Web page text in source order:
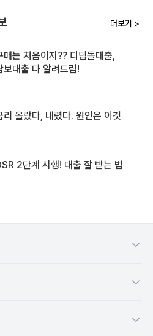
더보기 >
는 처음이지?? 디딤돌대출,
보대출 다 알려드림!
리 올랐다, 내렸다. 원인은 이것
2단계 시행! 대출 잘 받는 법